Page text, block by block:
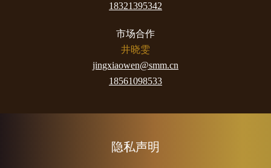
18321395342
市场合作
井晓雯
jingxiaowen@smm.cn
18561098533
隐私声明